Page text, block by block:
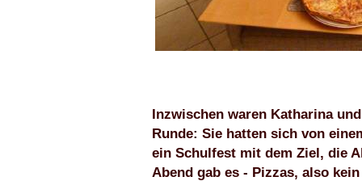
Inzwischen waren Katharina
Runde: Sie hatten sich von
ein Schulfest mit dem Ziel, die
Abend gab es - Pizzas, also